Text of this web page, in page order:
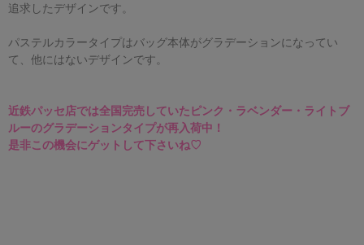
追求したデザインです。
パステルカラータイプはバッグ本体がグラデーションになってい
て、他にはないデザインです。
近鉄パッセ店では全国完売していたピンク・ラベンダー・ライトブ
ルーのグラデーションタイプが再入荷中！
是非この機会にゲットして下さいね♡